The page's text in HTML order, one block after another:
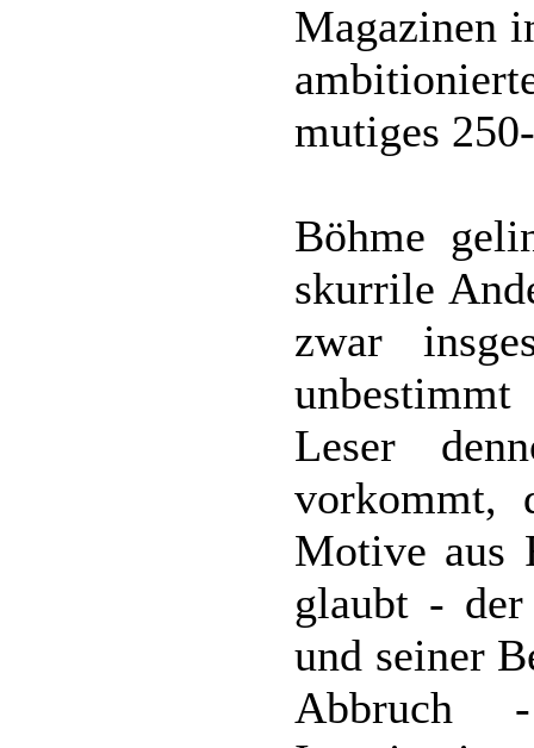
Magazinen
mutiges
Böhme
skurrile
zwar
Leser
vorkommt,
Motive aus
glaubt - der
und seiner